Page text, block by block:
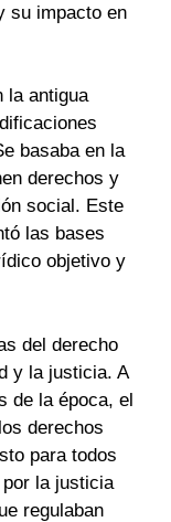
su impacto en
la antigua
basaba en la
derechos y
social. Este
las bases
objetivo y
del derecho
y la justicia. A
de la época, el
derechos
para todos
la justicia
regulaban